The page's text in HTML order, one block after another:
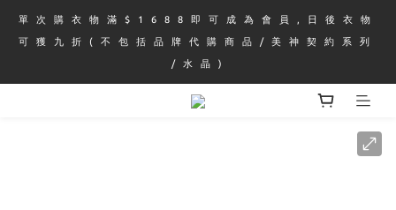
單 次 購 衣 物 滿 $ 1 6 8 8 即 可 成 為 會 員 , 日 後 衣 物
可 獲 九 折 ( 不 包 括 品 牌 代 購 商 品 / 美 神 契 約 系 列
/ 水 晶 )